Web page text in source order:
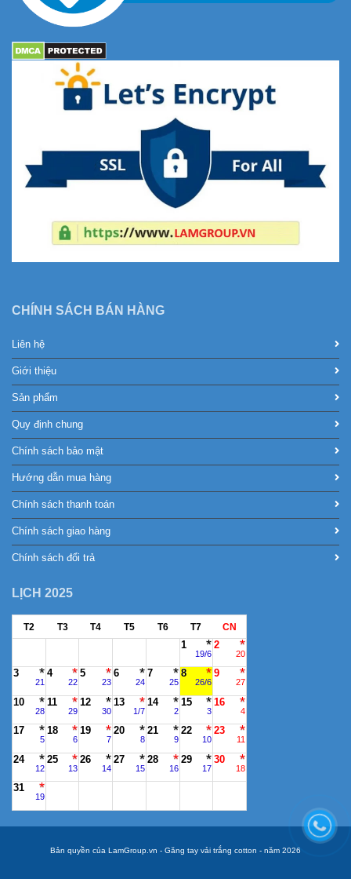
CHÍNH SÁCH BÁN HÀNG
Liên hệ
Giới thiệu
Sản phẩm
Quy định chung
Chính sách bảo mật
Hướng dẫn mua hàng
Chính sách thanh toán
Chính sách giao hàng
Chính sách đổi trả
LỊCH 2025
T2 T3 T4 T5 T6 T7 CN
1
19/6
2
20
3
21
4
22
5
23
6
24
7
25
8
26/6
9
27
10
28
11
29
12
30
13
1/7
14
2
15
3
16
4
17
5
18
6
19
7
20
8
21
9
22
10
23
11
24
12
25
13
26
14
27
15
28
16
29
17
30
18
31
19
Bản quyền của LamGroup.vn - Găng tay vải trắng cotton - năm 2026